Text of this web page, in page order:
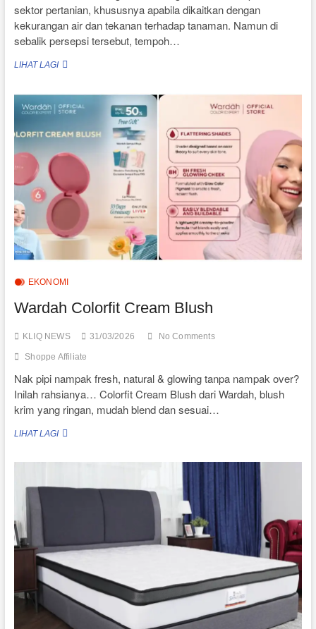
sektor pertanian, khususnya apabila dikaitkan dengan
kekurangan air dan tekanan terhadap tanaman. Namun di
sebalik persepsi tersebut, tempoh…
LIHAT LAGIMANFAAT
KESUBURAN
EKONOMI
Wardah Colorfit Cream Blush
KLIQ NEWS 31/03/2026 No Comments
Shoppe Affiliate
Nak pipi nampak fresh, natural & glowing tanpa nampak over?
Inilah rahsianya… Colorfit Cream Blush dari Wardah, blush
krim yang ringan, mudah blend dan sesuai…
LIHAT LAGIWARDAH